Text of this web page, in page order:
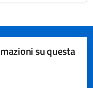
su questa